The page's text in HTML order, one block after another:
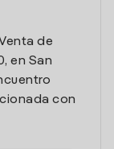
de
en San
con